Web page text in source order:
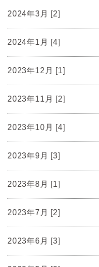
2024年3月 [2]
2024年1月 [4]
2023年12月 [1]
2023年11月 [2]
2023年10月 [4]
2023年9月 [3]
2023年8月 [1]
2023年7月 [2]
2023年6月 [3]